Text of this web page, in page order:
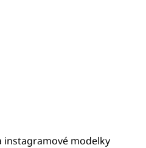
instagramové modelky